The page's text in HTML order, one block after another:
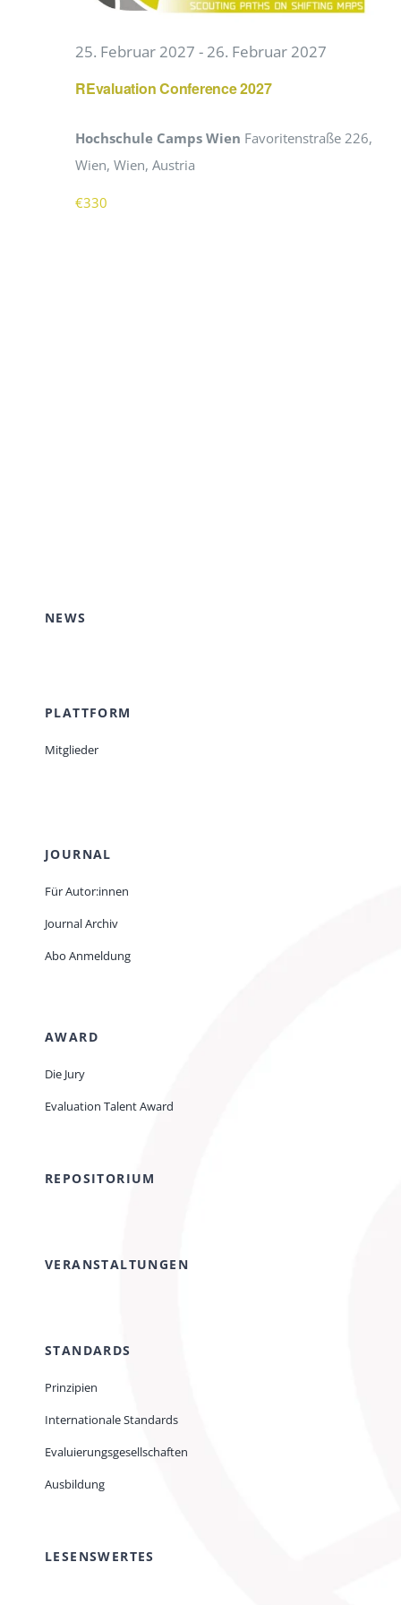
LESENSWERTES
REvaluation Conference 2027
25. Februar 2027 - 26. Februar 2027
Hochschule Camps Wien Favoritenstraße 226,
Wien, Wien, Austria
€330
NEWS
PLATTFORM
Mitglieder
JOURNAL
Für Autor:innen
Journal Archiv
Abo Anmeldung
AWARD
Die Jury
Evaluation Talent Award
REPOSITORIUM
VERANSTALTUNGEN
STANDARDS
Prinzipien
Internationale Standards
Evaluierungsgesellschaften
Ausbildung
LESENSWERTES